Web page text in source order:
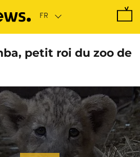
petit roi du zoo de